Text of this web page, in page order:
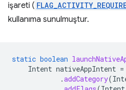
işareti (
kullanıma sunulmuştur.
static boolean
Intent nativeAppIntent =
.addCategory(